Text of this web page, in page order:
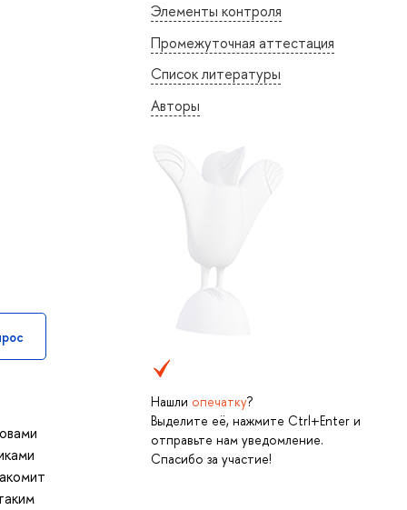
Элементы контроля
Промежуточная аттестация
Список литературы
Авторы
Нашли опечатку?
Выделите её, нажмите Ctrl+Enter и
отправьте нам уведомление.
Спасибо за участие!